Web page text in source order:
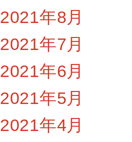
2021年8月
2021年7月
2021年6月
2021年5月
2021年4月